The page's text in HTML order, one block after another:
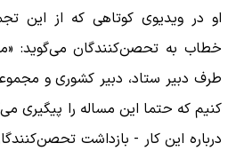
او در ویدیوی کوتاهی که از این
خطاب به تحصن‌کنندگان می‌گوید:
طرف دبیر ستاد، دبیر کشوری و
کنیم که حتما این مساله را پیگیری
درباره این کار - بازداشت